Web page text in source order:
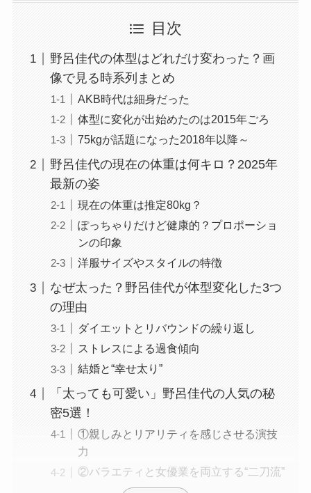
目次
野呂佳代の体型はどれだけ変わった？画
像で見る時系列まとめ
AKB時代は細身だった
体型に変化が出始めたのは2015年ごろ
75kgが話題になった2018年以降～
野呂佳代の現在の体重は何キロ？2025年
最新の姿
現在の体重は推定80kg？
ぽっちゃりだけど健康的？プロポーショ
ンの印象
洋服サイズやスタイルの特徴
なぜ太った？野呂佳代が体型変化した3つ
の理由
ダイエットとリバウンドの繰り返し
ストレスによる過食傾向
結婚と“幸せ太り”
「太っても可愛い」野呂佳代の人気の秘
密5選！
①親しみとリアリティを感じさせる演技
力
②バラエティと女優業を両立する“二刀流”